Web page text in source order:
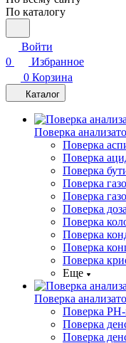
По каталогу
Войти
0
Избранное
0 Корзина
Каталог
Поверка
Поверка
Поверка
Поверка
Поверка
Поверка
Поверка
Поверка
Поверка
Поверка
Поверка
Еще
Поверка
Поверка
Поверка
Поверка